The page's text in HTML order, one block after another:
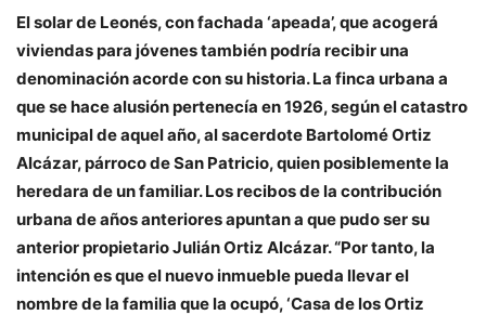
El solar de Leonés, con fachada ‘apeada’, que acogerá
viviendas para jóvenes también podría recibir una
denominación acorde con su historia. La finca urbana a
que se hace alusión pertenecía en 1926, según el catastro
municipal de aquel año, al sacerdote Bartolomé Ortiz
Alcázar, párroco de San Patricio, quien posiblemente la
heredara de un familiar. Los recibos de la contribución
urbana de años anteriores apuntan a que pudo ser su
anterior propietario Julián Ortiz Alcázar. “Por tanto, la
intención es que el nuevo inmueble pueda llevar el
nombre de la familia que la ocupó, ‘Casa de los Ortiz